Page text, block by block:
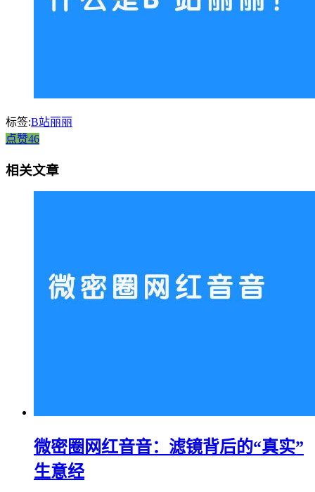
标签:B站丽丽
点赞46
相关文章
微密圈网红音音：滤镜背后的“真实”
生意经